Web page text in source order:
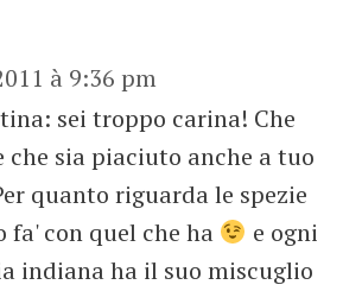
à 9:36 pm
sei troppo carina! Che
che sia piaciuto anche a tuo
quanto riguarda le spezie
fa' con quel che ha
e ogni
indiana ha il suo miscuglio